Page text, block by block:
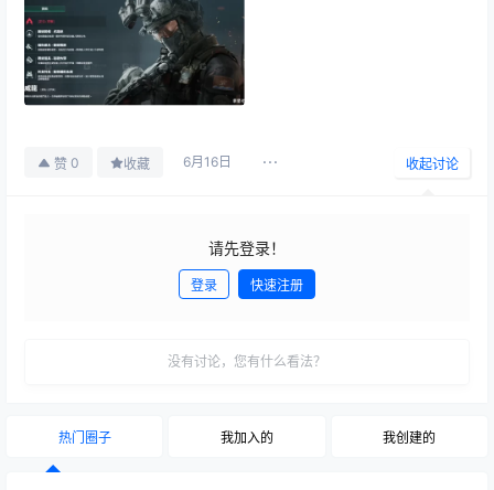
赞 0 收藏 6月16日 收起讨论
请先登录！
登录 快速注册
没有讨论，您有什么看法？
热门圈子 我加入的 我创建的